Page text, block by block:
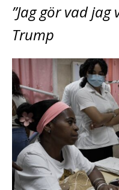
”Jag gör vad
Trump